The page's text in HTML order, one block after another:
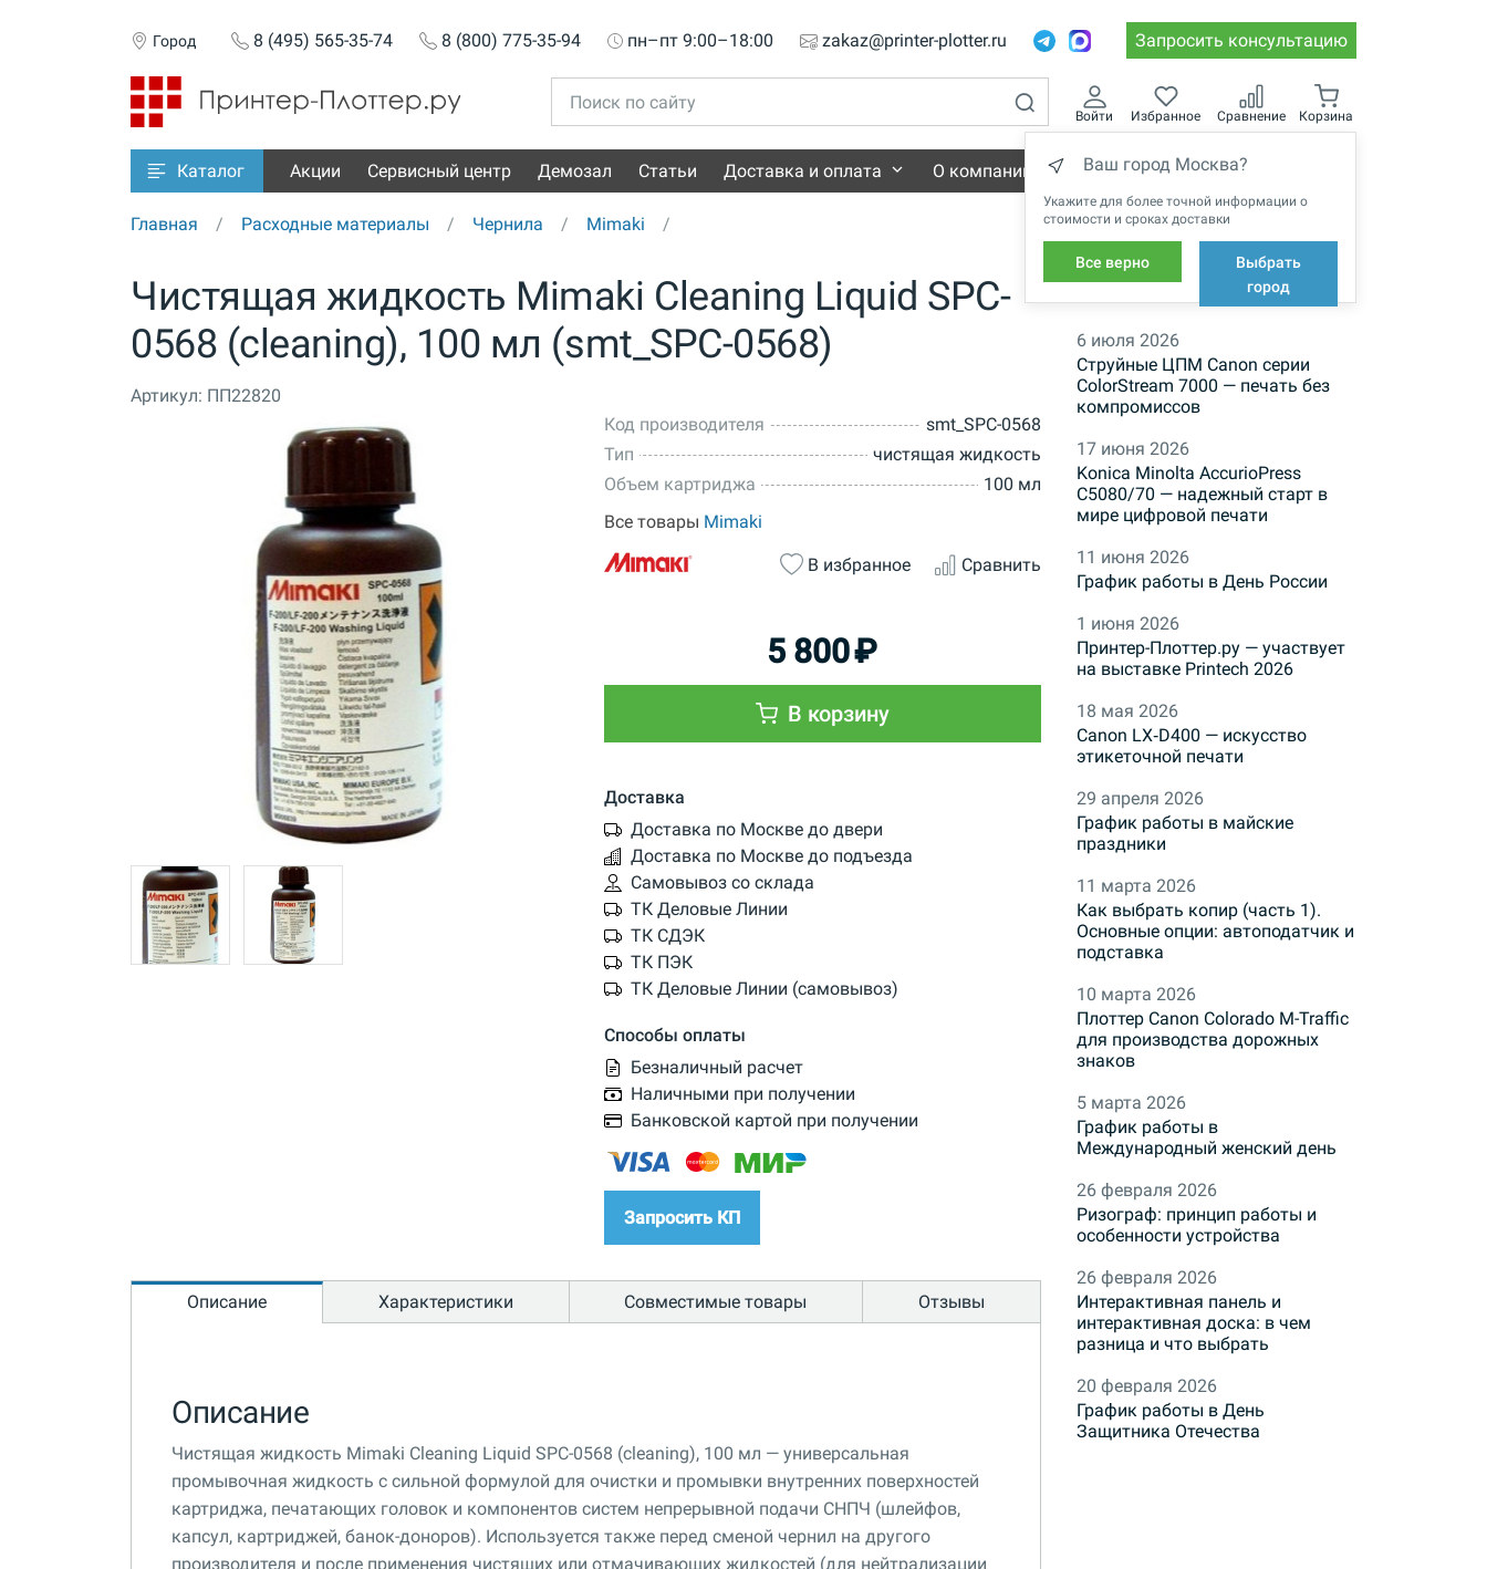
Город 8 (495) 565-35-74 8 (800) 775-35-94 пн–пт 9:00–18:00 zakaz@printer-plotter.ru Запросить консультацию
Войти Избранное Сравнение Корзина
Ваш город Москва?
Укажите для более точной информации о
стоимости и сроках доставки
Все верно
Выбрать
город
Каталог Акции Сервисный центр Демозал Статьи Доставка и оплата О компании Вакансии
Главная Расходные материалы Чернила Mimaki
Чистящая жидкость Mimaki Cleaning Liquid SPC-
0568 (cleaning), 100 мл (smt_SPC-0568)
Артикул: ПП22820
Код производителя
smt_SPC-0568
Тип
чистящая жидкость
Объем картриджа
100 мл
Все товары Mimaki
В избранное Сравнить
5 800₽
В корзину
Доставка
Доставка по Москве до двери
Доставка по Москве до подъезда
Самовывоз со склада
ТК Деловые Линии
ТК СДЭК
ТК ПЭК
ТК Деловые Линии (самовывоз)
Способы оплаты
Безналичный расчет
Наличными при получении
Банковской картой при получении
Запросить КП
Описание Характеристики Совместимые товары Отзывы
Описание
Чистящая жидкость Mimaki Cleaning Liquid SPC-0568 (cleaning), 100 мл — универсальная
промывочная жидкость с сильной формулой для очистки и промывки внутренних поверхностей
картриджа, печатающих головок и компонентов систем непрерывной подачи СНПЧ (шлейфов,
капсул, картриджей, банок-доноров). Используется также перед сменой чернил на другого
производителя и после применения чистящих или отмачивающих жидкостей (для нейтрализации
НОВОСТИ
6 июля 2026
Струйные ЦПМ Canon серии
ColorStream 7000 — печать без
компромиссов
17 июня 2026
Konica Minolta AccurioPress
C5080/70 — надежный старт в
мире цифровой печати
11 июня 2026
График работы в День России
1 июня 2026
Принтер-Плоттер.ру — участвует
на выставке Printech 2026
18 мая 2026
Canon LX‑D400 — искусство
этикеточной печати
29 апреля 2026
График работы в майские
праздники
11 марта 2026
Как выбрать копир (часть 1).
Основные опции: автоподатчик и
подставка
10 марта 2026
Плоттер Canon Colorado M-Traffic
для производства дорожных
знаков
5 марта 2026
График работы в
Международный женский день
26 февраля 2026
Ризограф: принцип работы и
особенности устройства
26 февраля 2026
Интерактивная панель и
интерактивная доска: в чем
разница и что выбрать
20 февраля 2026
График работы в День
Защитника Отечества